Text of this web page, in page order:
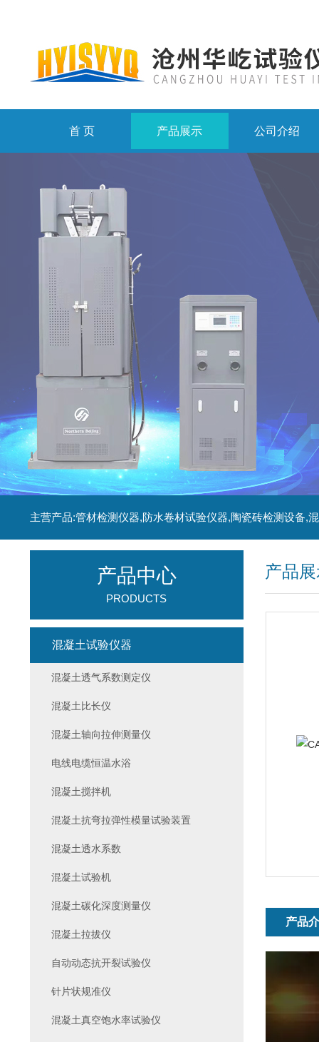
首 页 产品展示 公司介绍
产品
产品
产品中心
PRODUCTS
混凝土试验仪器
混凝土透气系数测定仪
混凝土比长仪
混凝土轴向拉伸测量仪
电线电缆恒温水浴
混凝土搅拌机
混凝土抗弯拉弹性模量试验装置
混凝土透水系数
混凝土试验机
混凝土碳化深度测量仪
混凝土拉拔仪
自动动态抗开裂试验仪
针片状规准仪
混凝土真空饱水率试验仪